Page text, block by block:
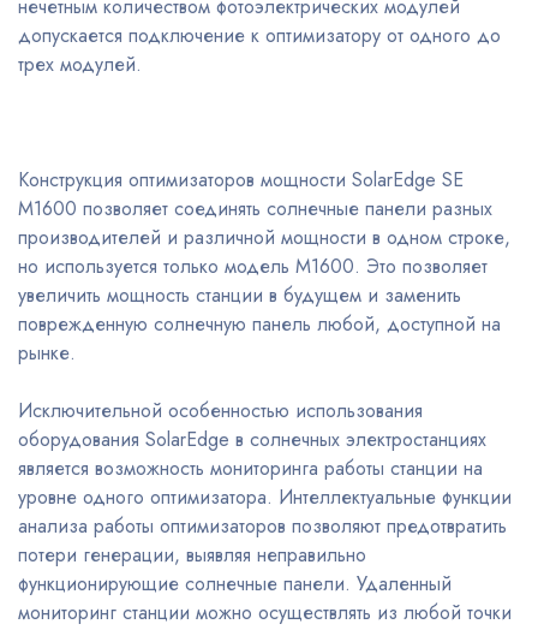
нечетным количеством фотоэлектрических модулей
допускается подключение к оптимизатору от одного до
трех модулей.
Конструкция оптимизаторов мощности SolarEdge SE
М1600 позволяет соединять солнечные панели разных
производителей и различной мощности в одном строке,
но используется только модель М1600. Это позволяет
увеличить мощность станции в будущем и заменить
поврежденную солнечную панель любой, доступной на
рынке.
Исключительной особенностью использования
оборудования SolarEdge в солнечных электростанциях
является возможность мониторинга работы станции на
уровне одного оптимизатора. Интеллектуальные функции
анализа работы оптимизаторов позволяют предотвратить
потери генерации, выявляя неправильно
функционирующие солнечные панели. Удаленный
мониторинг станции можно осуществлять из любой точки